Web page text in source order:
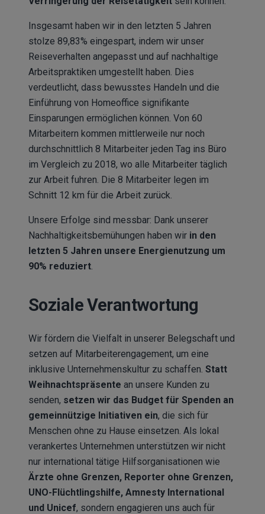
Insgesamt haben wir in den letzten 5 Jahren
stolze 89,83% eingespart, indem wir unser
Reiseverhalten angepasst und auf nachhaltige
Arbeitspraktiken umgestellt haben. Dies
verdeutlicht, dass bewusstes Handeln und die
Einführung von Homeoffice signifikante
Einsparungen ermöglichen können. Von 60
Mitarbeitern kommen mittlerweile nur noch
durchschnittlich 8 Mitarbeiter jeden Tag ins Büro
im Vergleich zu 2018, wo alle Mitarbeiter täglich
zur Arbeit fuhren. Die 8 Mitarbeiter legen im
Schnitt 12 km für die Arbeit zurück.
Unsere Erfolge sind messbar: Dank unserer
Nachhaltigkeitsbemühungen haben wir in den
letzten 5 Jahren unsere Energienutzung um
90% reduziert
Soziale Verantwortung
Wir fördern die Vielfalt in unserer Belegschaft und
setzen auf Mitarbeiterengagement, um eine
inklusive Unternehmenskultur zu schaffen. Statt
Weihnachtspräsente an unsere Kunden zu
senden, setzen wir das Budget für Spenden an
gemeinnützige Initiativen ein, die sich für
Menschen ohne zu Hause einsetzen. Als lokal
verankertes Unternehmen unterstützen wir nicht
nur international tätige Hilfsorganisationen wie
Ärzte ohne Grenzen, Reporter ohne Grenzen,
UNO-Flüchtlingshilfe, Amnesty International
und Unicef, sondern engagieren uns auch für